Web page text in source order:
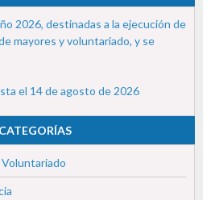
2026, destinadas a la ejecución de
mayores y voluntariado, y se
el 14 de agosto de 2026
CATEGORÍAS